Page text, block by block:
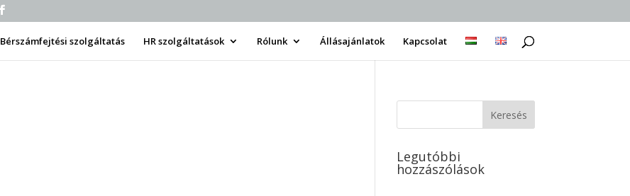
Bérszámfejtési szolgáltatás HR szolgáltatások Rólunk Állásajánlatok Kapcsolat
Legutóbbi
hozzászólások